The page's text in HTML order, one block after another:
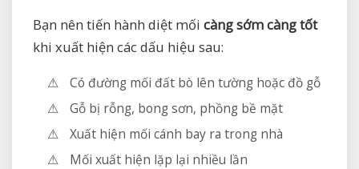
Bạn nên tiến hành diệt mối càng sớm càng tốt
khi xuất hiện các dấu hiệu sau:
Có đường mối đất bò lên tường hoặc đồ gỗ
Gỗ bị rỗng, bong sơn, phồng bề mặt
Xuất hiện mối cánh bay ra trong nhà
Mối xuất hiện lặp lại nhiều lần